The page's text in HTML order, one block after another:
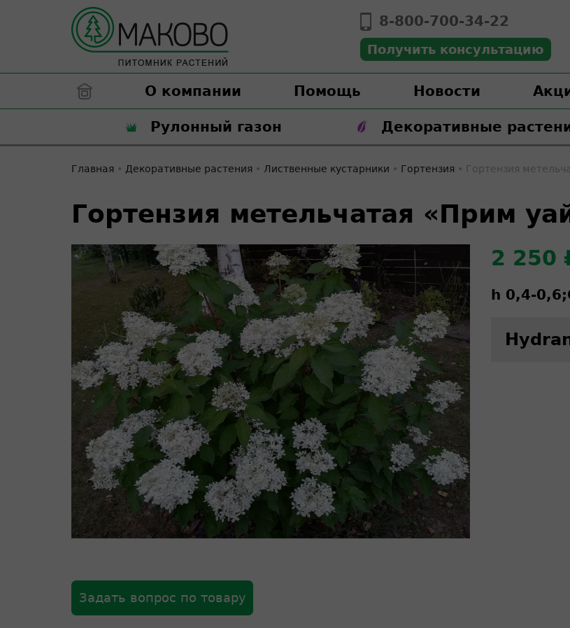
8-800-700-34-22
Получить консультацию
О компании Помощь Новости
Рулонный газон Декоративные
Главная • Декоративные растения • Лиственные кустарники • Гортензия • Гортензия
Гортензия метельчатая «Прим
2 250
h 0,4-0,6;
Задать вопрос по товару